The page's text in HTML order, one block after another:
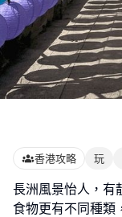
香港攻略 玩
長洲風景怡人，有
食物更有不同種類